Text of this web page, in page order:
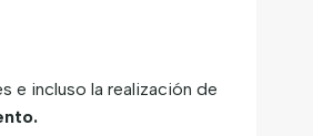
e incluso la realización de